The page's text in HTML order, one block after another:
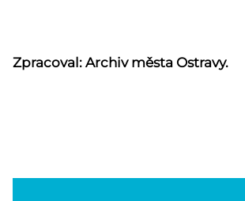
Zpracoval: Archiv města Ostravy.